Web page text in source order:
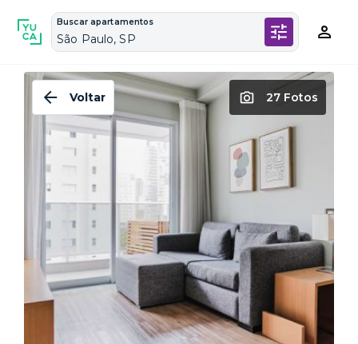
Buscar apartamentos
São Paulo, SP
Voltar 27 Fotos